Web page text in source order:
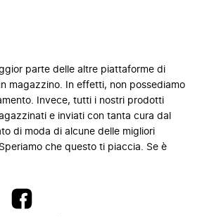
parte delle altre piattaforme di
magazzino. In effetti, non possediamo
Invece, tutti i nostri prodotti
e inviati con tanta cura dal
di moda di alcune delle migliori
che questo ti piaccia. Se è